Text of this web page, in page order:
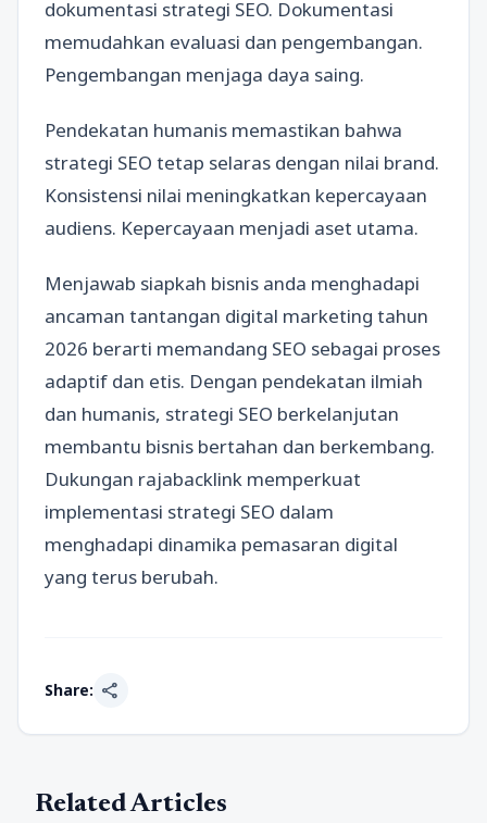
dokumentasi strategi SEO. Dokumentasi
memudahkan evaluasi dan pengembangan.
Pengembangan menjaga daya saing.
Pendekatan humanis memastikan bahwa
strategi SEO tetap selaras dengan nilai brand.
Konsistensi nilai meningkatkan kepercayaan
audiens. Kepercayaan menjadi aset utama.
Menjawab siapkah bisnis anda menghadapi
ancaman tantangan digital marketing tahun
2026 berarti memandang SEO sebagai proses
adaptif dan etis. Dengan pendekatan ilmiah
dan humanis, strategi SEO berkelanjutan
membantu bisnis bertahan dan berkembang.
Dukungan rajabacklink memperkuat
implementasi strategi SEO dalam
menghadapi dinamika pemasaran digital
yang terus berubah.
Share: share
Related Articles